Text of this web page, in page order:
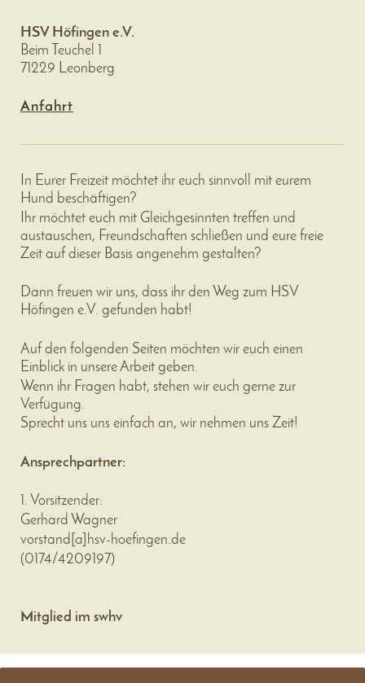
HSV Höfingen e.V.
Beim Teuchel 1
71229 Leonberg
Anfahrt
In Eurer Freizeit möchtet ihr euch sinnvoll mit eurem
Hund beschäftigen?
Ihr möchtet euch mit Gleichgesinnten treffen und
austauschen, Freundschaften schließen und eure freie
Zeit auf dieser Basis angenehm gestalten?
Dann freuen wir uns, dass ihr den Weg zum HSV
Höfingen e.V. gefunden habt!
Auf den folgenden Seiten möchten wir euch einen
Einblick in unsere Arbeit geben.
Wenn ihr Fragen habt, stehen wir euch gerne zur
Verfügung.
Sprecht uns uns einfach an, wir nehmen uns Zeit!
Ansprechpartner:
1. Vorsitzender:
Gerhard Wagner
vorstand [a] hsv-hoefingen.de
(0174/4209197)
Mitglied im swhv